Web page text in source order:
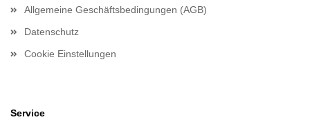
Allgemeine Geschäftsbedingungen (AGB)
Datenschutz
Cookie Einstellungen
Service